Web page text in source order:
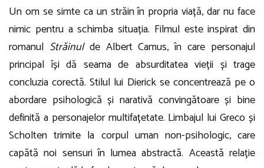
Un om se simte ca un străin în propria viață, dar nu face
nimic pentru a schimba situația. Filmul este inspirat din
romanul Străinul de Albert Camus, în care personajul
principal își dă seama de absurditatea vieții și trage
concluzia corectă. Stilul lui Dierick se concentrează pe o
abordare psihologică și narativă convingătoare și bine
definită a personajelor multifațetate. Limbajul lui Greco și
Scholten trimite la corpul uman non-psihologic, care
capătă noi sensuri în lumea abstractă. Această relație